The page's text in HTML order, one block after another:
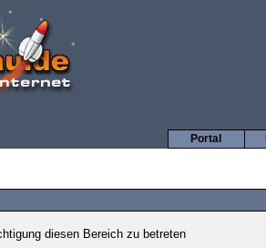
Portal
diesen Bereich zu betreten